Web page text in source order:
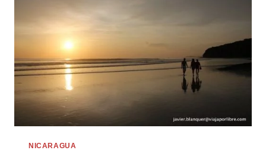
NICARAGUA